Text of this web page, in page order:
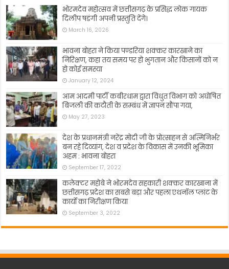
भोरमदेव महोत्सव में छत्तीसगढ़ के प्रसिद्ध लोक गायक
दिलीप षडंगी अपनी प्रस्तुति देंगे।
March 16, 2026
भावना बोहरा ने किया पण्डरिया शक्कर कारखाने का
निरिक्षण, कहा तय समय पर हो भुगतान और किसानों को न
हो कोई समस्या
January 12, 2024
आम आदमी पार्टी कबीरधाम द्वारा विधुत विभाग को अघोषित
बिजली की कटौती के सम्बंध में ज्ञापन सौंपा गया,
May 27, 2023
देश के प्रधानमंत्री नरेंद्र मोदी जी के प्रोत्साहन से अत्मिनिर्भर
बन रहे दिव्यांग, देश व प्रदेश के विकास में उनकी भूमिका
अहम : भावना बोहरा
September 17, 2022
कलेक्टर महोबे ने भोरमदेव सहकारी शक्कर कारखाना में
छत्तीसगढ़ प्रदेश का सबसे बड़ा और पहला एथनॉल प्लांट के
कार्यो का निरीक्षण किया
September 3, 2022